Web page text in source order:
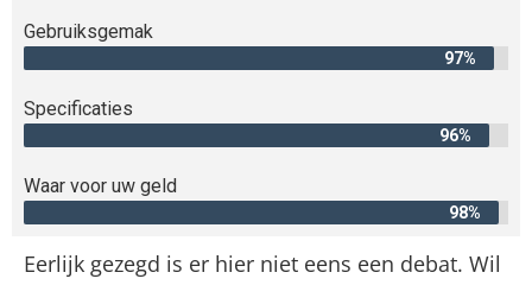
Gebruiksgemak
97%
Specificaties
96%
Waar voor uw geld
98%
Eerlijk gezegd is er hier niet eens een debat. Wil